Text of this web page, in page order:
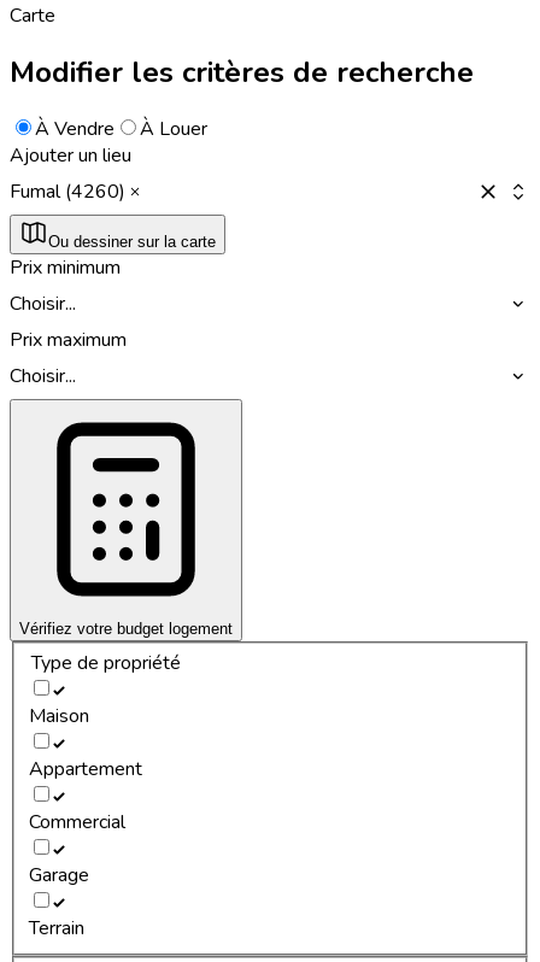
Carte
Modifier les critères de recherche
À Vendre
À Louer
Ajouter un lieu
Fumal (4260)
Ou dessiner sur la carte
Prix minimum
Choisir...
Prix maximum
Choisir...
Vérifiez votre budget logement
Type de propriété
Maison
Appartement
Commercial
Garage
Terrain